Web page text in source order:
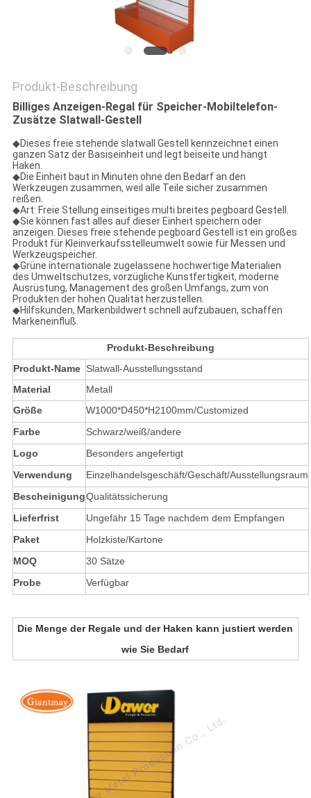
Produkt-Beschreibung
Billiges Anzeigen-Regal für Speicher-Mobiltelefon-
Zusätze Slatwall-Gestell
◆Dieses freie stehende slatwall Gestell kennzeichnet einen
ganzen Satz der Basiseinheit und legt beiseite und hängt
Haken.
◆Die Einheit baut in Minuten ohne den Bedarf an den
Werkzeugen zusammen, weil alle Teile sicher zusammen
reißen.
◆Art: Freie Stellung einseitiges multi breites pegboard Gestell.
◆Sie können fast alles auf dieser Einheit speichern oder
anzeigen. Dieses freie stehende pegboard Gestell ist ein großes
Produkt für Kleinverkaufsstelleumwelt sowie für Messen und
Werkzeugspeicher.
◆Grüne internationale zugelassene hochwertige Materialien
des Umweltschutzes, vorzügliche Kunstfertigkeit, moderne
Ausrüstung, Management des großen Umfangs, zum von
Produkten der hohen Qualität herzustellen.
◆Hilfskunden, Markenbildwert schnell aufzubauen, schaffen
Markeneinfluß.
Produkt-Beschreibung
Produkt-Name Slatwall-Ausstellungsstand
Material
Metall
Größe
W1000*D450*H2100mm/Customized
Farbe
Schwarz/weiß/andere
Logo
Besonders angefertigt
Verwendung
Einzelhandelsgeschäft/Geschäft/Ausstellungsraum
BescheinigungQualitätssicherung
Lieferfrist
Ungefähr 15 Tage nachdem dem Empfangen
Paket
Holzkiste/Kartone
MOQ
30 Sätze
Probe
Verfügbar
Die Menge der Regale und der Haken kann justiert werden
wie Sie Bedarf